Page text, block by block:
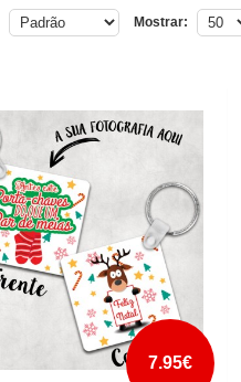
Mostrar:
7.95€